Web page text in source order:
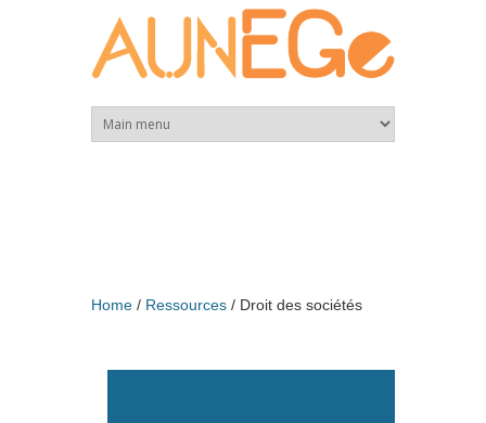
Home Ressources Droit des sociétés